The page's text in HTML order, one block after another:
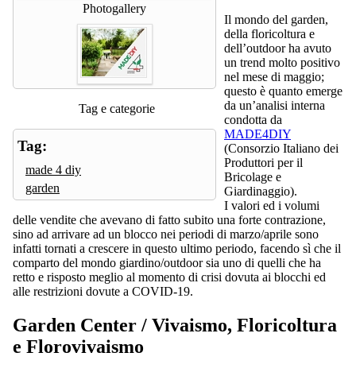
Photogallery
Tag e categorie
Tag:
made 4 diy
garden
Il mondo del garden,
della floricoltura e
dell’outdoor ha avuto
un trend molto positivo
nel mese di maggio;
questo è quanto emerge
da un’analisi interna
condotta da
MADE4DIY
(Consorzio Italiano dei
Produttori per il
Bricolage e
Giardinaggio).
I valori ed i volumi
delle vendite che avevano di fatto subito una forte contrazione,
sino ad arrivare ad un blocco nei periodi di marzo/aprile sono
infatti tornati a crescere in questo ultimo periodo, facendo sì che il
comparto del mondo giardino/outdoor sia uno di quelli che ha
retto e risposto meglio al momento di crisi dovuta ai blocchi ed
alle restrizioni dovute a COVID-19.
Garden Center / Vivaismo, Floricoltura
e Florovivaismo